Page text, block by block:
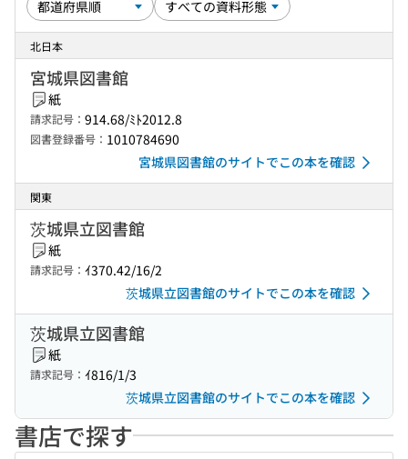
北日本
宮城県図書館
紙
請求記号： 914.68/ﾐﾄ2012.8
図書登録番号： 1010784690
宮城県図書館のサイトでこの本を確認
関東
茨城県立図書館
紙
請求記号： ｲ370.42/16/2
茨城県立図書館のサイトでこの本を確認
茨城県立図書館
紙
請求記号： ｲ816/1/3
茨城県立図書館のサイトでこの本を確認
書店で探す